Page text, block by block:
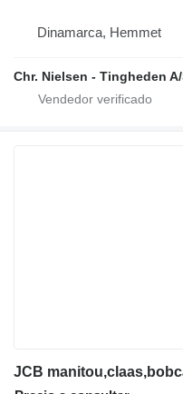
Dinamarca, Hemmet
Chr. Nielsen - Tingheden